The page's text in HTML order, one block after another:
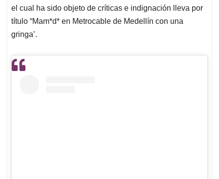
el cual ha sido objeto de críticas e indignación lleva por
título “Mam*d* en Metrocable de Medellín con una
gringa’.